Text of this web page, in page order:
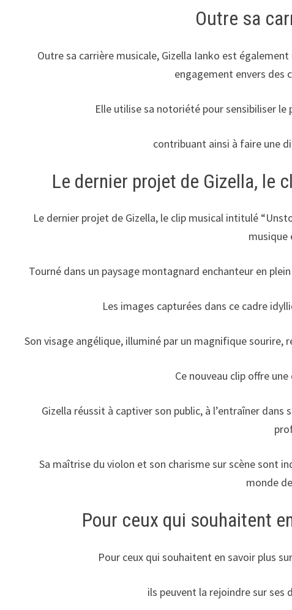
Outre sa
Outre sa carrière musicale, Gizella Ianko est
engagement envers des
Elle utilise sa notoriété pour sensibiliser
contribuant ainsi à faire une
Le dernier projet de Gizella, le
Le dernier projet de Gizella, le clip musical intitulé
musique
Tourné dans un paysage montagnard enchanteur en
Les images capturées dans ce cadre
Son visage angélique, illuminé par un magnifique
Ce nouveau clip offre
Gizella réussit à captiver son public, à l’entraîner
Sa maîtrise du violon et son charisme sur scène sont
monde
Pour ceux qui souhaitent
Pour ceux qui souhaitent en savoir plus
ils peuvent la rejoindre sur ses